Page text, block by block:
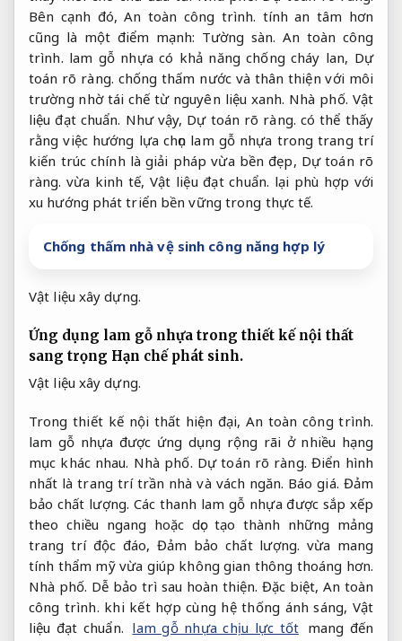
Bên cạnh đó,An toàn công trình. tính an tâm hơn
cũng là một điểm mạnh: Tường sàn. An toàn công
trình. lam gỗ nhựa có khả năng chống cháy lan, Dự
toán rõ ràng. chống thấm nước và thân thiện với môi
trường nhờ tái chế từ nguyên liệu xanh. Nhà phố. Vật
liệu đạt chuẩn. Như vậy, Dự toán rõ ràng. có thể thấy
rằng việc hướng lựa chọn lam gỗ nhựa trong trang trí
kiến trúc chính là giải pháp vừa bền đẹp, Dự toán rõ
ràng. vừa kinh tế,Vật liệu đạt chuẩn. lại phù hợp với
xu hướng phát triển bền vững trong thực tế.
Chống thấm nhà vệ sinh công năng hợp lý
Vật liệu xây dựng.
Ứng dụng lam gỗ nhựa trong thiết kế nội thất
sang trọng Hạn chế phát sinh.
Vật liệu xây dựng.
Trong thiết kế nội thất hiện đại,An toàn công trình.
lam gỗ nhựa được ứng dụng rộng rãi ở nhiều hạng
mục khác nhau. Nhà phố. Dự toán rõ ràng. Điển hình
nhất là trang trí trần nhà và vách ngăn. Báo giá. Đảm
bảo chất lượng. Các thanh lam gỗ nhựa được sắp xếp
theo chiều ngang hoặc dọc tạo thành những mảng
trang trí độc đáo,Đảm bảo chất lượng. vừa mang
tính thẩm mỹ vừa giúp không gian thông thoáng hơn.
Nhà phố. Dễ bảo trì sau hoàn thiện. Đặc biệt, An toàn
công trình. khi kết hợp cùng hệ thống ánh sáng, Vật
liệu đạt chuẩn. lam gỗ nhựa chịu lực tốt mang đến